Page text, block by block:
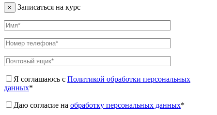
× Записаться на курс
Я соглашаюсь с Политикой обработки персональных
данных*
Даю согласие на обработку персональных данных*